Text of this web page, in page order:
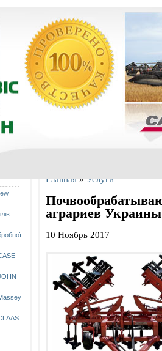
Главная»Услуги
аграриев Украины
10 Ноябрь 2017